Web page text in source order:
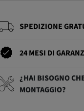
SPEDIZIONE
24 MESI DI
¿HAI BISOGNO
MONTAGGIO?